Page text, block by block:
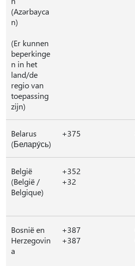
(Azərbayca
n)
(Er kunnen
beperkinge
n in het
land/de
regio van
toepassing
zijn)
Belarus
(Белару́сь)
+375
België
(België /
Belgique)
+352
+32
Bosnië en
Herzegovin
a
+387
+387